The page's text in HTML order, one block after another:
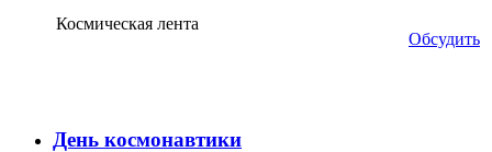
Космическая лента
Обсудить
День космонавтики